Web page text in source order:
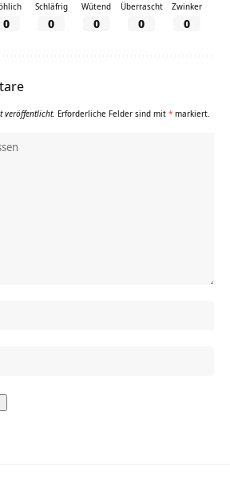
0
Schläfrig
0
Wütend
0
Überrascht
0
Zwinker
0
veröffentlicht. Erforderliche Felder sind mit * markiert.